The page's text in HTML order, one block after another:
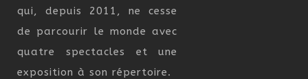
qui, depuis 2011, ne cesse
de parcourir le monde avec
quatre spectacles et une
exposition à son répertoire.